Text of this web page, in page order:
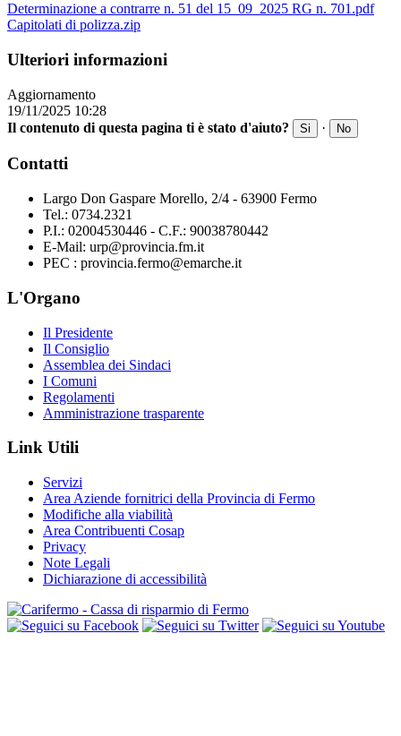
Determinazione a contrarre n. 51 del 15_09_2025 RG n. 701.pdf
Capitolati di polizza.zip
Ulteriori informazioni
Aggiornamento
19/11/2025 10:28
Il contenuto di questa pagina ti è stato d'aiuto?
Si · No
Contatti
Largo Don Gaspare Morello, 2/4 - 63900 Fermo
Tel.: 0734.2321
P.I.: 02004530446 - C.F.: 90038780442
E-Mail: urp@provincia.fm.it
PEC : provincia.fermo@emarche.it
L'Organo
Il Presidente
Il Consiglio
Assemblea dei Sindaci
I Comuni
Regolamenti
Amministrazione trasparente
Link Utili
Servizi
Area Aziende fornitrici della Provincia di Fermo
Modifiche alla viabilità
Area Contribuenti Cosap
Privacy
Note Legali
Dichiarazione di accessibilità